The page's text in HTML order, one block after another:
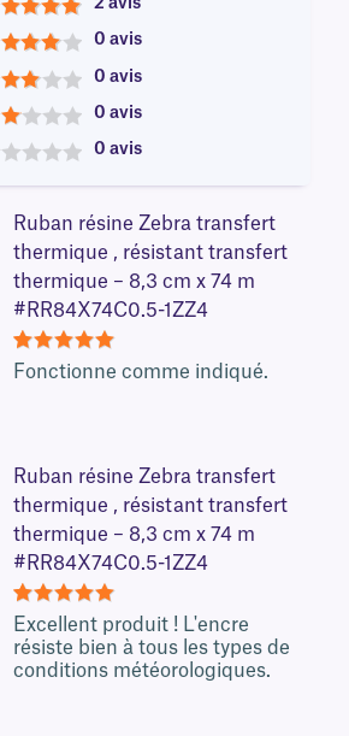
2 avis
0 avis
0 avis
0 avis
0 avis
Ruban résine Zebra transfert
thermique , résistant transfert
thermique – 8,3 cm x 74 m
#RR84X74C0.5-1ZZ4
5Fonctionne comme indiqué.
Ruban résine Zebra transfert
thermique , résistant transfert
thermique – 8,3 cm x 74 m
#RR84X74C0.5-1ZZ4
5Excellent produit ! L'encre
résiste bien à tous les types de
conditions météorologiques.